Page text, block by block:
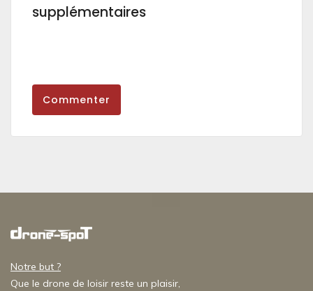
supplémentaires
Commenter
Notre but ?
Que le drone de loisir reste un plaisir,